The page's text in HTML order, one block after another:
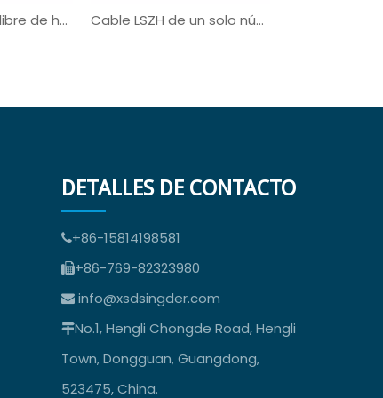
Cable eléctrico libre de halógenos UL3321 Cable LSZH de un solo núcleo UL3321 UL AWM
DETALLES DE CONTACTO
+86-15814198581
+86-769-82323980
 info@xsdsingder.com
No.1, Hengli Chongde Road, Hengli
Town, Dongguan, Guangdong,
523475, China.